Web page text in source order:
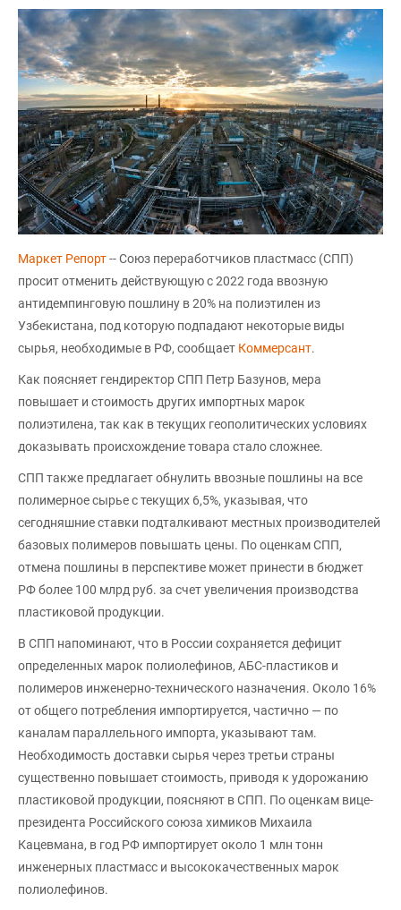
Маркет Репорт-- Союз переработчиков пластмасс (СПП)
просит отменить действующую с 2022 года ввозную
антидемпинговую пошлину в 20% на полиэтилен из
Узбекистана, под которую подпадают некоторые виды
сырья, необходимые в РФ, сообщает Коммерсант.
Как поясняет гендиректор СПП Петр Базунов, мера
повышает и стоимость других импортных марок
полиэтилена, так как в текущих геополитических условиях
доказывать происхождение товара стало сложнее.
СПП также предлагает обнулить ввозные пошлины на все
полимерное сырье с текущих 6,5%, указывая, что
сегодняшние ставки подталкивают местных производителей
базовых полимеров повышать цены. По оценкам СПП,
отмена пошлины в перспективе может принести в бюджет
РФ более 100 млрд руб. за счет увеличения производства
пластиковой продукции.
В СПП напоминают, что в России сохраняется дефицит
определенных марок полиолефинов, АБС-пластиков и
полимеров инженерно-технического назначения. Около 16%
от общего потребления импортируется, частично — по
каналам параллельного импорта, указывают там.
Необходимость доставки сырья через третьи страны
существенно повышает стоимость, приводя к удорожанию
пластиковой продукции, поясняют в СПП. По оценкам вице-
президента Российского союза химиков Михаила
Кацевмана, в год РФ импортирует около 1 млн тонн
инженерных пластмасс и высококачественных марок
полиолефинов.